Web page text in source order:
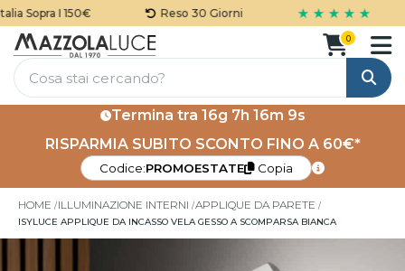
Sopra I 150€ Reso 30 Giorni ★ ★ ★ ★ ★
Cerca
0
Termina tra 16g 7h 16m 9s
RISPARMIA SUBITO SCONTO FINO A 60€*
Codice:PROMOESTATE Copia
HOME ILLUMINAZIONE INTERNI APPLIQUE DA PARETE
ISYLUCE APPLIQUE DA INCASSO VELA GESSO A SCOMPARSA BIANCA